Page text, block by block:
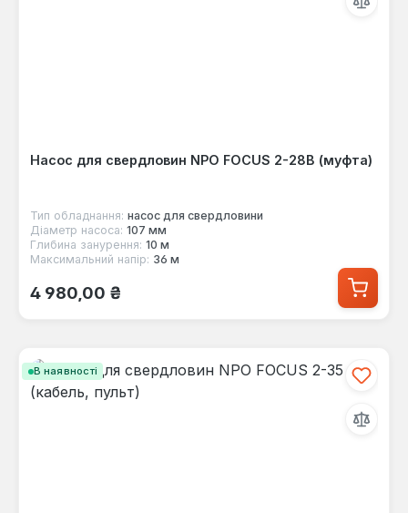
Насос для свердловин NPO FOCUS 2-28B (муфта)
Тип обладнання: насос для свердловини
Діаметр насоса: 107 мм
Глибина занурення: 10 м
Максимальний напір: 36 м
Звичайна ціна:
4 980,00 ₴
В наявності